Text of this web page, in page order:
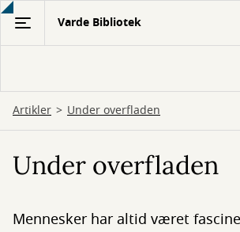
Gå
hovedindhold
Varde Bibliotek
Artikler Under overfladen
Under overfladen
Mennesker har altid været